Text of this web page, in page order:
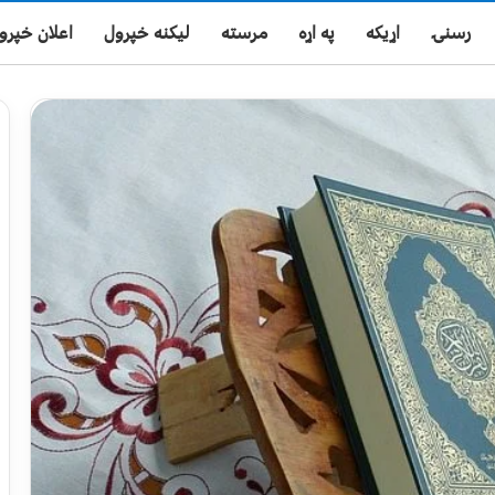
رسنۍ اړیکه په اړه مرسته لیکنه خپرول اعلان